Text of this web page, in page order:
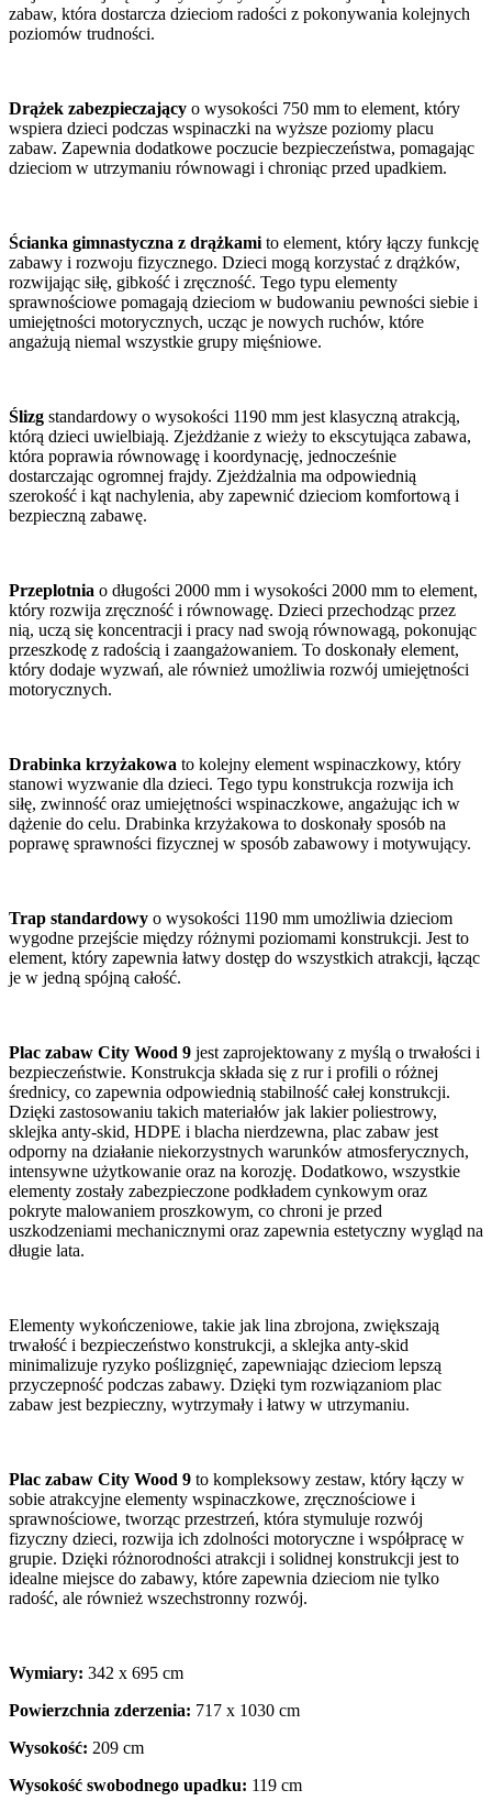
zabaw, która dostarcza dzieciom radości z pokonywania kolejnych
poziomów trudności.
Drążek zabezpieczający o wysokości 750 mm to element, który
wspiera dzieci podczas wspinaczki na wyższe poziomy placu
zabaw. Zapewnia dodatkowe poczucie bezpieczeństwa, pomagając
dzieciom w utrzymaniu równowagi i chroniąc przed upadkiem.
Ścianka gimnastyczna z drążkami to element, który łączy funkcję
zabawy i rozwoju fizycznego. Dzieci mogą korzystać z drążków,
rozwijając siłę, gibkość i zręczność. Tego typu elementy
sprawnościowe pomagają dzieciom w budowaniu pewności siebie i
umiejętności motorycznych, ucząc je nowych ruchów, które
angażują niemal wszystkie grupy mięśniowe.
Ślizg standardowy o wysokości 1190 mm jest klasyczną atrakcją,
którą dzieci uwielbiają. Zjeżdżanie z wieży to ekscytująca zabawa,
która poprawia równowagę i koordynację, jednocześnie
dostarczając ogromnej frajdy. Zjeżdżalnia ma odpowiednią
szerokość i kąt nachylenia, aby zapewnić dzieciom komfortową i
bezpieczną zabawę.
Przeplotnia o długości 2000 mm i wysokości 2000 mm to element,
który rozwija zręczność i równowagę. Dzieci przechodząc przez
nią, uczą się koncentracji i pracy nad swoją równowagą, pokonując
przeszkodę z radością i zaangażowaniem. To doskonały element,
który dodaje wyzwań, ale również umożliwia rozwój umiejętności
motorycznych.
Drabinka krzyżakowa to kolejny element wspinaczkowy, który
stanowi wyzwanie dla dzieci. Tego typu konstrukcja rozwija ich
siłę, zwinność oraz umiejętności wspinaczkowe, angażując ich w
dążenie do celu. Drabinka krzyżakowa to doskonały sposób na
poprawę sprawności fizycznej w sposób zabawowy i motywujący.
Trap standardowy o wysokości 1190 mm umożliwia dzieciom
wygodne przejście między różnymi poziomami konstrukcji. Jest to
element, który zapewnia łatwy dostęp do wszystkich atrakcji, łącząc
je w jedną spójną całość.
Plac zabaw City Wood 9 jest zaprojektowany z myślą o trwałości i
bezpieczeństwie. Konstrukcja składa się z rur i profili o różnej
średnicy, co zapewnia odpowiednią stabilność całej konstrukcji.
Dzięki zastosowaniu takich materiałów jak lakier poliestrowy,
sklejka anty-skid, HDPE i blacha nierdzewna, plac zabaw jest
odporny na działanie niekorzystnych warunków atmosferycznych,
intensywne użytkowanie oraz na korozję. Dodatkowo, wszystkie
elementy zostały zabezpieczone podkładem cynkowym oraz
pokryte malowaniem proszkowym, co chroni je przed
uszkodzeniami mechanicznymi oraz zapewnia estetyczny wygląd na
długie lata.
Elementy wykończeniowe, takie jak lina zbrojona, zwiększają
trwałość i bezpieczeństwo konstrukcji, a sklejka anty-skid
minimalizuje ryzyko poślizgnięć, zapewniając dzieciom lepszą
przyczepność podczas zabawy. Dzięki tym rozwiązaniom plac
zabaw jest bezpieczny, wytrzymały i łatwy w utrzymaniu.
Plac zabaw City Wood 9 to kompleksowy zestaw, który łączy w
sobie atrakcyjne elementy wspinaczkowe, zręcznościowe i
sprawnościowe, tworząc przestrzeń, która stymuluje rozwój
fizyczny dzieci, rozwija ich zdolności motoryczne i współpracę w
grupie. Dzięki różnorodności atrakcji i solidnej konstrukcji jest to
idealne miejsce do zabawy, które zapewnia dzieciom nie tylko
radość, ale również wszechstronny rozwój.
Wymiary: 342 x 695 cm
Powierzchnia zderzenia: 717 x 1030 cm
Wysokość: 209 cm
Wysokość swobodnego upadku: 119 cm